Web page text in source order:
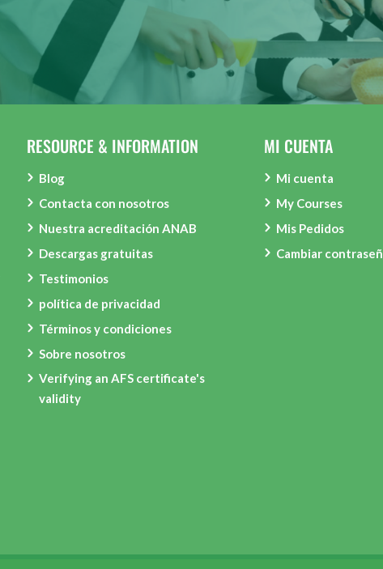
RESOURCE & INFORMATION
Blog
Contacta con nosotros
Nuestra acreditación ANAB
Descargas gratuitas
Testimonios
política de privacidad
Términos y condiciones
Sobre nosotros
Verifying an AFS certificate's
validity
MI CUENTA
Mi cuenta
My Courses
Mis Pedidos
Cambiar